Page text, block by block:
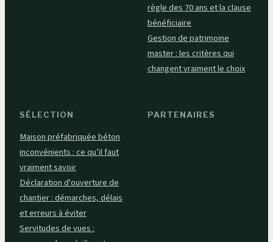
règle des 70 ans et la clause
bénéficiaire
Gestion de patrimoine
master : les critères qui
changent vraiment le choix
SÉLECTION
Maison préfabriquée béton
inconvénients : ce qu’il faut
vraiment savoir
Déclaration d'ouverture de
chantier : démarches, délais
et erreurs à éviter
Servitudes de vues :
PARTENAIRES